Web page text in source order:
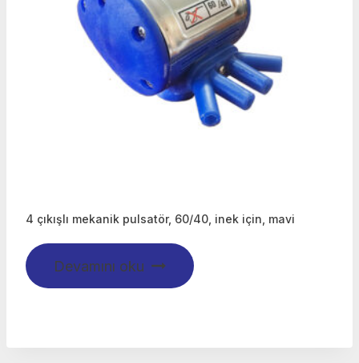
4 çıkışlı mekanik pulsatör, 60/40, inek için, mavi
Devamını oku